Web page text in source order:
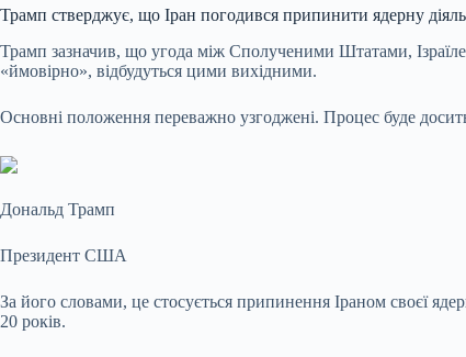
Трамп стверджує, що Іран погодився припинити ядерну
Трамп зазначив, що угода між Сполученими Штатами,
«ймовірно», відбудуться цими вихідними.
Основні положення переважно узгоджені. Процес буде
Дональд Трамп
Президент США
За його словами, це стосується припинення Іраном своєї
20 років.